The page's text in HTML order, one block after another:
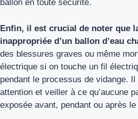
ballon en toute sécurité.
Enfin, il est crucial de noter que
inappropriée d’un ballon d’eau
des blessures graves ou même
électrique si on touche un fil
pendant le processus de vidange.
attention et veiller à ce qu’aucune
exposée avant, pendant ou après